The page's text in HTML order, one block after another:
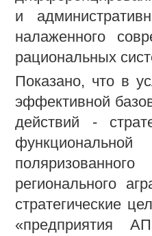
и
налаженного
рациональных
Показано, что в
эффективной
действий -
регионального
стратегические
«предприятия